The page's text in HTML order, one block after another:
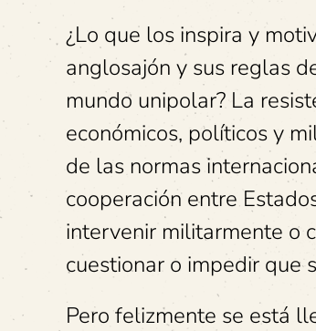
¿Lo que los inspira y
anglosajón y sus reglas
mundo unipolar? La
económicos, políticos y
de las normas
cooperación entre
intervenir militarmente o
cuestionar o impedir que
Pero felizmente se está